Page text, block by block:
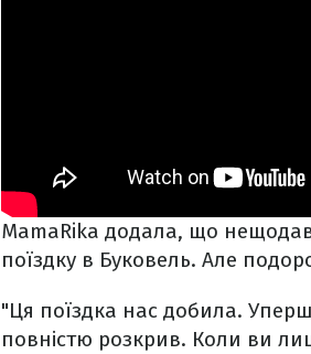
MamaRika додала, що
поїздку в Буковель. Але
"Ця поїздка нас добила.
повністю розкрив. Коли ви